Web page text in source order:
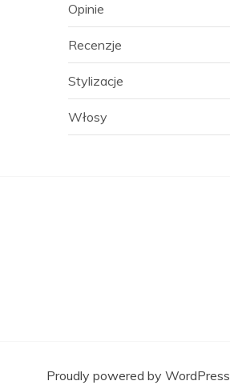
Opinie
Recenzje
Stylizacje
Włosy
Proudly powered by WordPress